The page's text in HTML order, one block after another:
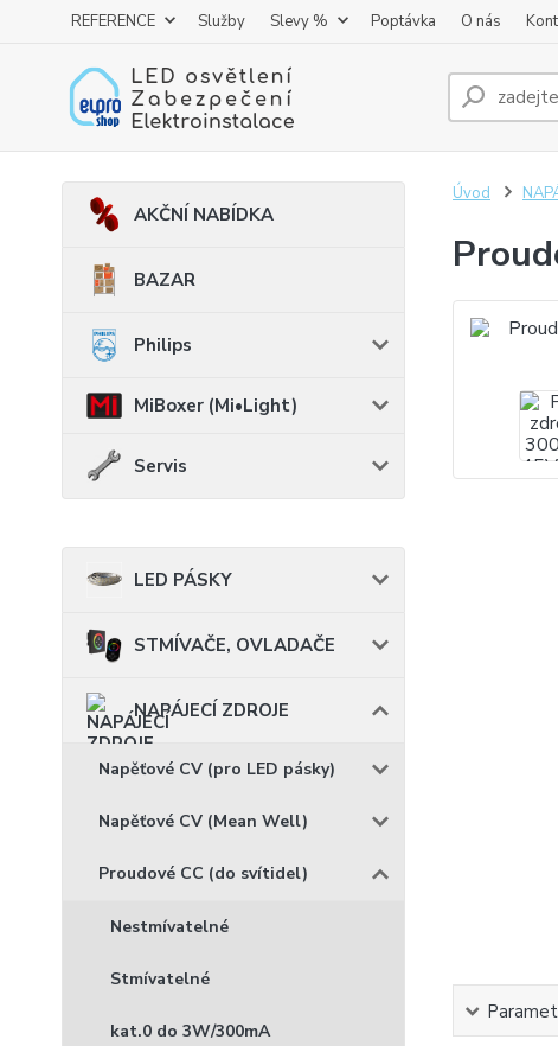
REFERENCE Služby Slevy % Poptávka O nás
AKČNÍ NABÍDKA
BAZAR
Philips
MiBoxer (Mi•Light)
Servis
LED PÁSKY
STMÍVAČE, OVLADAČE
NAPÁJECÍ ZDROJE
Napěťové CV (pro LED pásky)
Napěťové CV (Mean Well)
Proudové CC (do svítidel)
Nestmívatelné
Stmívatelné
kat.0 do 3W/300mA
Úvod